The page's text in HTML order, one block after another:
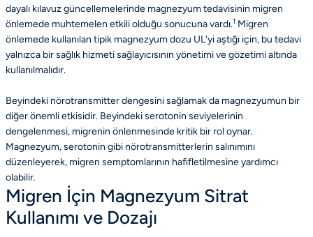
dayalı kılavuz güncellemelerinde magnezyum tedavisinin migren
önlemede muhtemelen etkili olduğu sonucuna vardı.1 Migren
önlemede kullanılan tipik magnezyum dozu UL'yi aştığı için, bu tedavi
yalnızca bir sağlık hizmeti sağlayıcısının yönetimi ve gözetimi altında
kullanılmalıdır.
Beyindeki nörotransmitter dengesini sağlamak da magnezyumun bir
diğer önemli etkisidir. Beyindeki serotonin seviyelerinin
dengelenmesi, migrenin önlenmesinde kritik bir rol oynar.
Magnezyum, serotonin gibi nörotransmitterlerin salınımını
düzenleyerek, migren semptomlarının hafifletilmesine yardımcı
olabilir.
Migren İçin Magnezyum Sitrat
Kullanımı ve Dozajı